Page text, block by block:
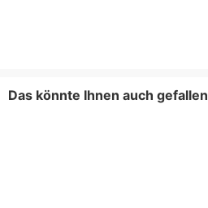
Das könnte Ihnen auch gefallen